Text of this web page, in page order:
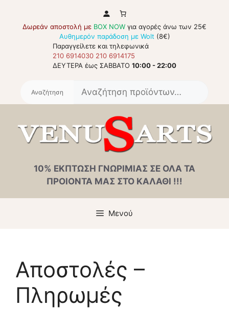
περιεχόμενο
Δωρεάν αποστολή με BOX NOW για αγορές άνω των 25€
Αυθημερόν παράδοση με Wolt (8€)
Παραγγείλετε και τηλεφωνικά
210 6914030 210 6914175
ΔΕΥΤΕΡΑ έως ΣΑΒΒΑΤΟ 10:00 - 22:00
10% ΕΚΠΤΩΣΗ ΓΝΩΡΙΜΙΑΣ ΣΕ ΟΛΑ ΤΑ
ΠΡΟΙΟΝΤΑ ΜΑΣ ΣΤΟ ΚΑΛΑΘΙ !!!
Μενού
Αποστολές –
Πληρωμές